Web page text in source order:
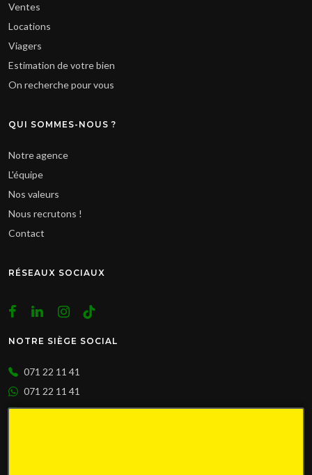
Ventes
Locations
Viagers
Estimation de votre bien
On recherche pour vous
QUI SOMMES-NOUS ?
Notre agence
L'équipe
Nos valeurs
Nous recrutons !
Contact
RÉSEAUX SOCIAUX
NOTRE SIÈGE SOCIAL
071 22 11 41
071 22 11 41
info@avenir-immobilier.be